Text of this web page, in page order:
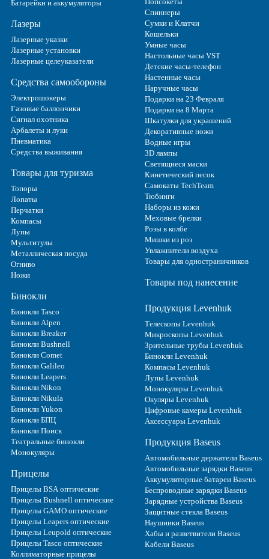
Батарейки и аккумуляторы
Лазеры
Лазерные указки
Лазерные установки
Лазерные целеуказатели
Средства самообороны
Электрошокеры
Газовые баллончики
Сигнал охотника
Арбалеты и луки
Пневматика
Средства выживания
Товары для туризма
Топоры
Лопаты
Перчатки
Компасы
Лупы
Мультитулы
Металлическая посуда
Огниво
Ножи
Бинокли
Бинокли Tasco
Бинокли Alpen
Бинокли Breaker
Бинокли Bushnell
Бинокли Comet
Бинокли Galileo
Бинокли Leapers
Бинокли Nikon
Бинокли Nikula
Бинокли Yukon
Бинокли БПЦ
Бинокли Поиск
Театральные бинокли
Монокуляры
Прицелы
Прицелы BSA оптические
Прицелы Bushnell оптические
Прицелы GAMO оптические
Прицелы Leapers оптические
Прицелы Leupold оптические
Прицелы Tasco оптические
Коллиматорные прицелы
Спиннеры
Сумки и Клатчи
Кошельки
Умные часы
Настольные часы VST
Детские часы-телефон
Настенные часы
Наручные часы
Подарки на 23 Февраля
Подарки на 8 Марта
Шкатулки для украшений
Декоративные ножи
Водные игры
3D лампы
Светящиеся маски
Кинетический песок
Самокаты TechTeam
Тюбинги
Наборы из кожи
Меховые брелки
Розы в колбе
Мишки из роз
Увлажнители воздуха
Товары для одностраничников
Товары под нанесение
Продукция Levenhuk
Телескопы Levenhuk
Микроскопы Levenhuk
Зрительные трубы Levenhuk
Бинокли Levenhuk
Компасы Levenhuk
Лупы Levenhuk
Монокуляры Levenhuk
Окуляры Levenhuk
Цифровые камеры Levenhuk
Аксессуары Levenhuk
Продукция Baseus
Автомобильные держатели Baseus
Автомобильные зарядки Baseus
Аккумуляторные батареи Baseus
Беспроводные зарядки Baseus
Зарядные устройства Baseus
Защитные стекла Baseus
Наушники Baseus
Хабы и разветвители Baseus
Кабели Baseus